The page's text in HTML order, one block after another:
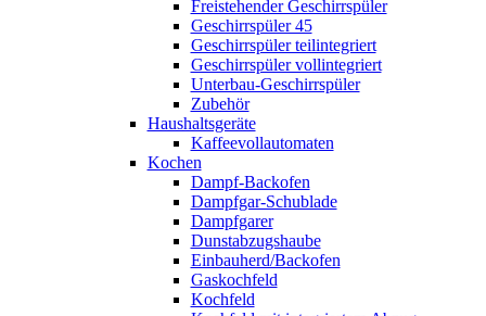
Freistehender Geschirrspüler
Geschirrspüler 45
Geschirrspüler teilintegriert
Geschirrspüler vollintegriert
Unterbau-Geschirrspüler
Zubehör
Haushaltsgeräte
Kaffeevollautomaten
Kochen
Dampf-Backofen
Dampfgar-Schublade
Dampfgarer
Dunstabzugshaube
Einbauherd/Backofen
Gaskochfeld
Kochfeld